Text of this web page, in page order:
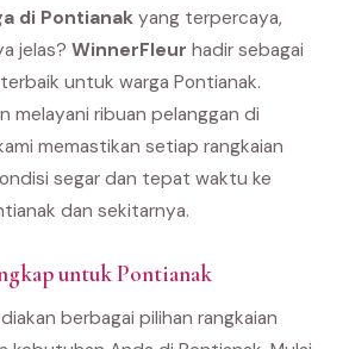
di Pontianakyang terpercaya,
jelas? WinnerFleur hadir sebagai
untuk warga Pontianak.
melayani ribuan pelanggan di
memastikan setiap rangkaian
segar dan tepat waktu ke
dan sekitarnya.
untuk Pontianak
berbagai pilihan rangkaian